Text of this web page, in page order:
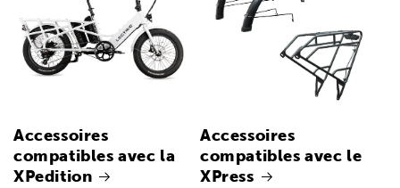
Accessoires
compatibles avec la
XPedition
Accessoires
compatibles avec le
XPress